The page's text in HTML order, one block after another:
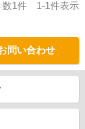
1件 1-1件表示
問い合わせ